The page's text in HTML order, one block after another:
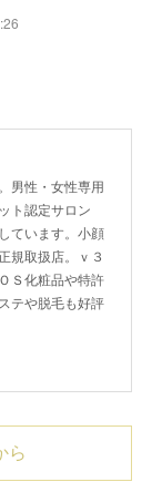
男性・女性専用
ト認定サロン
ています。小顔
規取扱店。ｖ３
Ｓ化粧品や特許
テや脱毛も好評
ら